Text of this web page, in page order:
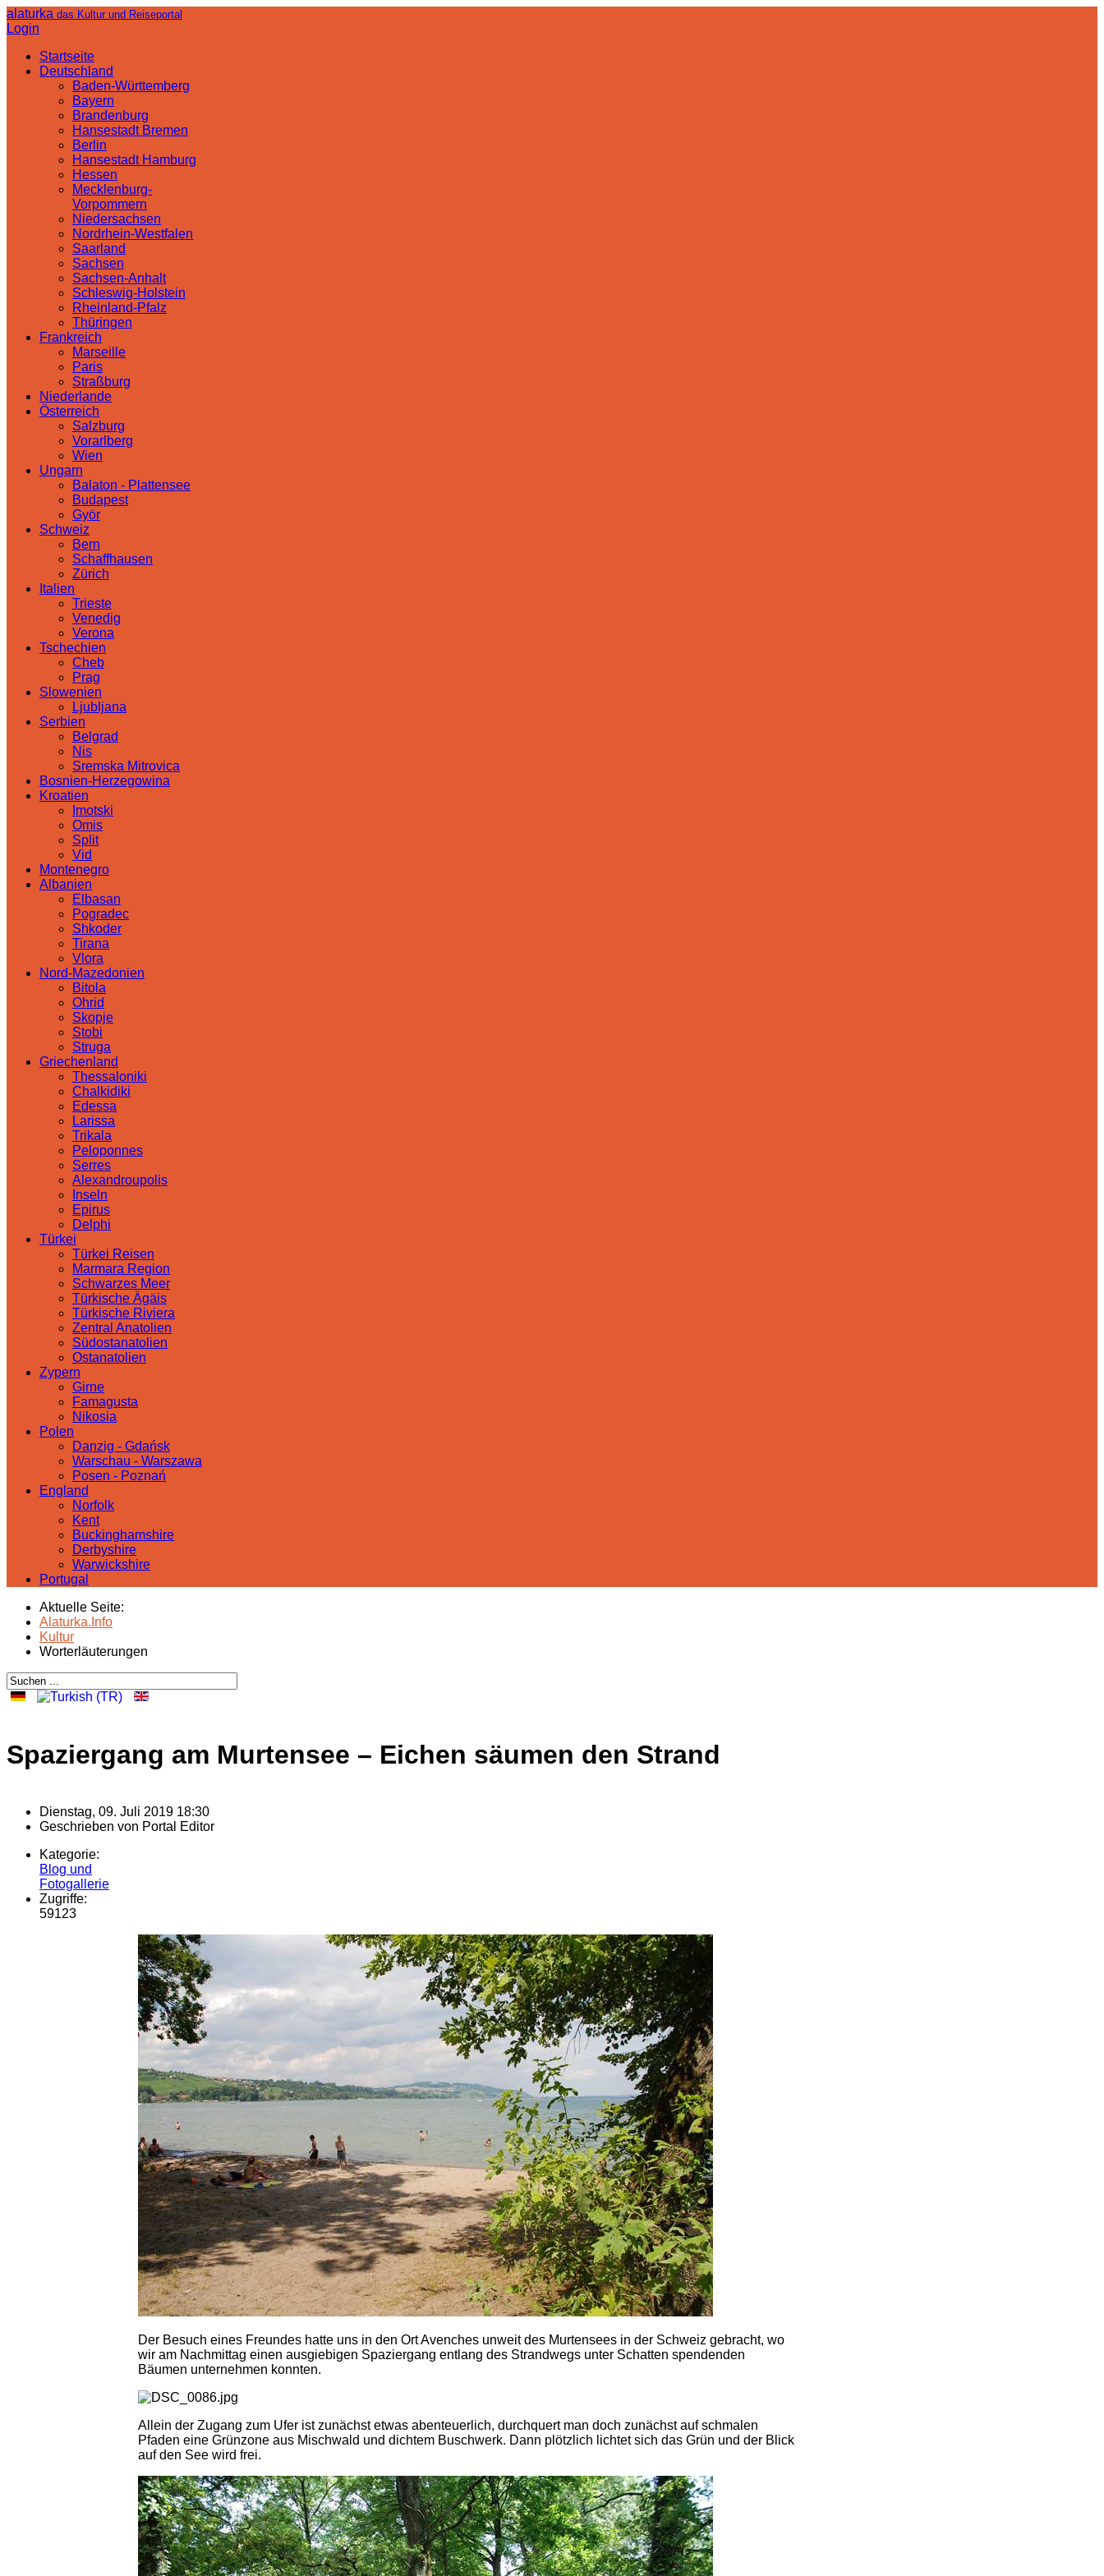
alaturka das Kultur und Reiseportal
Login
Startseite
Deutschland
Baden-Württemberg
Bayern
Brandenburg
Hansestadt Bremen
Berlin
Hansestadt Hamburg
Hessen
Mecklenburg-
Vorpommern
Niedersachsen
Nordrhein-Westfalen
Saarland
Sachsen
Sachsen-Anhalt
Schleswig-Holstein
Rheinland-Pfalz
Thüringen
Frankreich
Marseille
Paris
Straßburg
Niederlande
Österreich
Salzburg
Vorarlberg
Wien
Ungarn
Balaton - Plattensee
Budapest
Györ
Schweiz
Bern
Schaffhausen
Zürich
Italien
Trieste
Venedig
Verona
Tschechien
Cheb
Prag
Slowenien
Ljubljana
Serbien
Belgrad
Nis
Sremska Mitrovica
Bosnien-Herzegowina
Kroatien
Imotski
Omis
Split
Vid
Montenegro
Albanien
Elbasan
Pogradec
Shkoder
Tirana
Vlora
Nord-Mazedonien
Bitola
Ohrid
Skopje
Stobi
Struga
Griechenland
Thessaloniki
Chalkidiki
Edessa
Larissa
Trikala
Peloponnes
Serres
Alexandroupolis
Inseln
Epirus
Delphi
Türkei
Türkei Reisen
Marmara Region
Schwarzes Meer
Türkische Ägäis
Türkische Riviera
Zentral Anatolien
Südostanatolien
Ostanatolien
Zypern
Girne
Famagusta
Nikosia
Polen
Danzig - Gdańsk
Warschau - Warszawa
Posen - Poznań
England
Norfolk
Kent
Buckinghamshire
Derbyshire
Warwickshire
Portugal
Aktuelle Seite:
Alaturka.Info
Kultur
Worterläuterungen
Spaziergang am Murtensee – Eichen säumen den Strand
Dienstag, 09. Juli 2019 18:30
Geschrieben von Portal Editor
Kategorie:
Blog und
Fotogallerie
Zugriffe:
59123
Der Besuch eines Freundes hatte uns in den Ort Avenches unweit des Murtensees in der Schweiz gebracht, wo
wir am Nachmittag einen ausgiebigen Spaziergang entlang des Strandwegs unter Schatten spendenden
Bäumen unternehmen konnten.
Allein der Zugang zum Ufer ist zunächst etwas abenteuerlich, durchquert man doch zunächst auf schmalen
Pfaden eine Grünzone aus Mischwald und dichtem Buschwerk. Dann plötzlich lichtet sich das Grün und der Blick
auf den See wird frei.